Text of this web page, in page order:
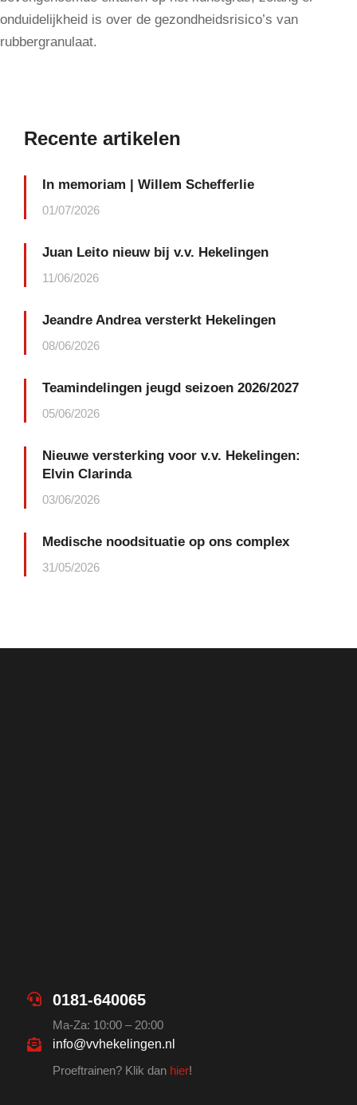
onduidelijkheid is over de gezondheidsrisico’s van
rubbergranulaat.
Recente artikelen
In memoriam | Willem Schefferlie
01/07/2026
Juan Leito nieuw bij v.v. Hekelingen
11/06/2026
Jeandre Andrea versterkt Hekelingen
08/06/2026
Teamindelingen jeugd seizoen 2026/2027
05/06/2026
Nieuwe versterking voor v.v. Hekelingen:
Elvin Clarinda
03/06/2026
Medische noodsituatie op ons complex
31/05/2026
0181-640065
Ma-Za: 10:00 – 20:00
info@vvhekelingen.nl
Proeftrainen? Klik dan hier!